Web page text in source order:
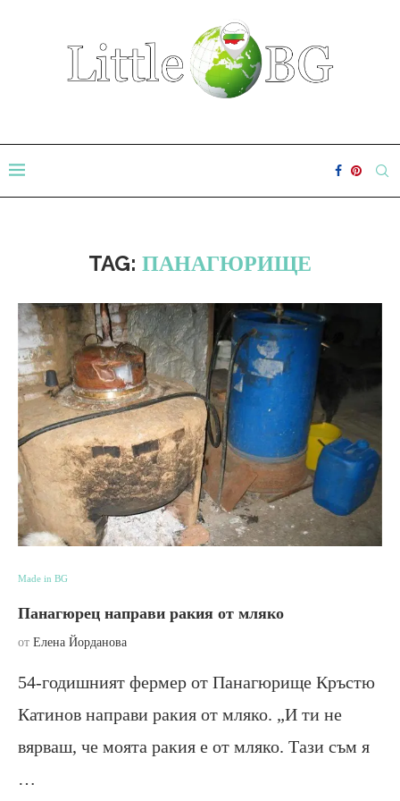
TAG: ПАНАГЮРИЩЕ
Made in BG
Панагюрец направи ракия от мляко
от Елена Йорданова
54-годишният фермер от Панагюрище Кръстю
Катинов направи ракия от мляко. „И ти не
вярваш, че моята ракия е от мляко. Тази съм я
…